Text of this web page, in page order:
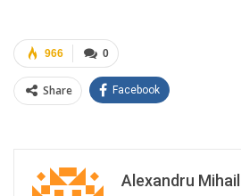
0
966
Share Facebook
Alexandru Mihail